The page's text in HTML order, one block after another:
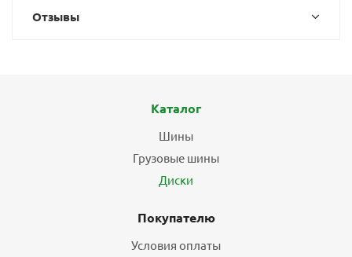
Отзывы
Каталог
Шины
Грузовые шины
Диски
Покупателю
Условия оплаты